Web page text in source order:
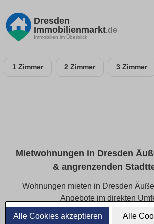
Alle Cookies akzeptieren Alle
Dresden
Immobilienmarkt.de
Immobilien im Überblick
1 Zimmer 2 Zimmer 3 Zimmer
Mietwohnungen in Dresden
& angrenzenden
Wohnungen mieten in Dresden
Angebote im direkten
Finden Sie Mietwohnungen in Dresden